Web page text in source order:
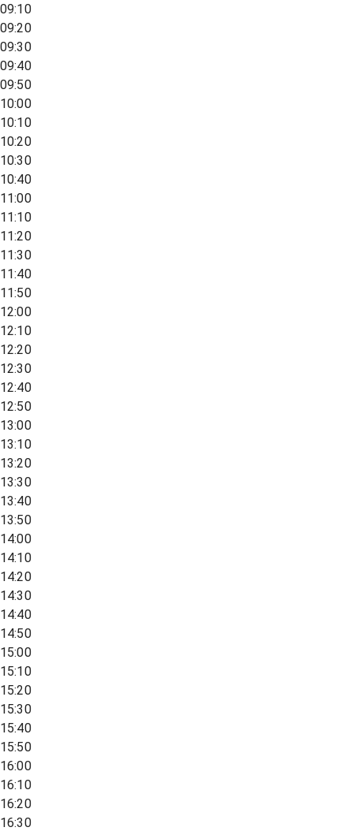
09:10
09:20
09:30
09:40
09:50
10:00
10:10
10:20
10:30
10:40
11:00
11:10
11:20
11:30
11:40
11:50
12:00
12:10
12:20
12:30
12:40
12:50
13:00
13:10
13:20
13:30
13:40
13:50
14:00
14:10
14:20
14:30
14:40
14:50
15:00
15:10
15:20
15:30
15:40
15:50
16:00
16:10
16:20
16:30